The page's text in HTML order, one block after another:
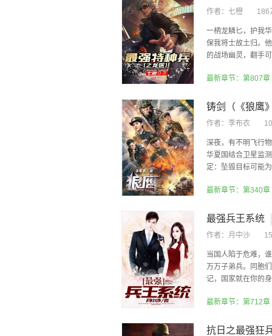
作者： 七橙 186
一柄龙鳞匕，护我
保我将士故土归。
的战场幽灵，翻手
最新章节：第807章
作者： 李布衣
深夜，有不明飞行
华夏国结合卫星监
定：坠毁目标可能
最新章节：第340
最强兵王系统
作者： 月中沙
当国人陷于危难，
万万子弟兵。同胞
记，国家就在你的
最新章节：第712章
抗日之最强狂